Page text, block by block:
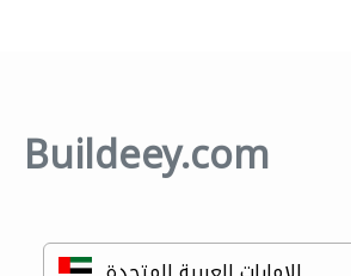
Buildeey.com